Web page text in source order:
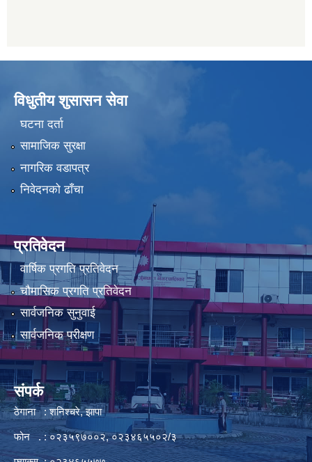
विधुतीय शुसासन सेवा
घटना दर्ता
सामाजिक सुरक्षा
नागरिक वडापत्र
निवेदनको ढाँचा
प्रतिवेदन
वार्षिक प्रगति प्रतिवेदन
चौमासिक प्रगति प्रतिवेदन
सार्वजनिक सुनुवाई
सार्वजनिक परीक्षण
संपर्क
ठेगाना : शनिश्चरे, झापा
फोन . : ०२३५९७००२, ०२३४६५५०२/३